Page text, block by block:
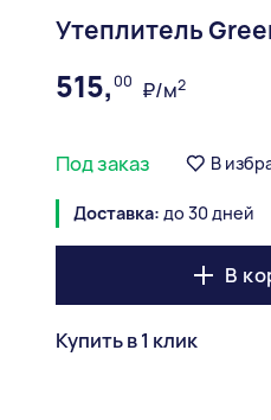
Утеплитель
515,00 ₽/м2
Под заказ В
Доставка: до 30 дней
В
Купить в 1 клик